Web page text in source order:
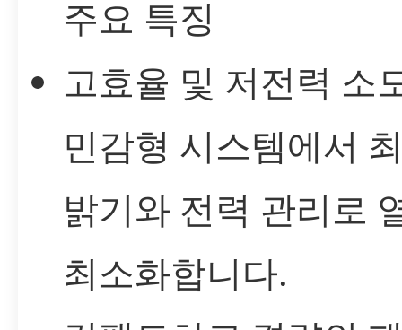
주요 특징
고효율 및 저전력 소
민감형 시스템에서
밝기와 전력 관리로
최소화합니다.